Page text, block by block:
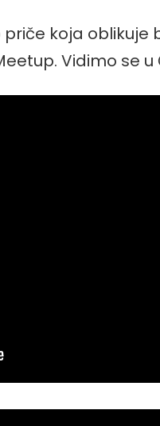
koja
Vidimo se u